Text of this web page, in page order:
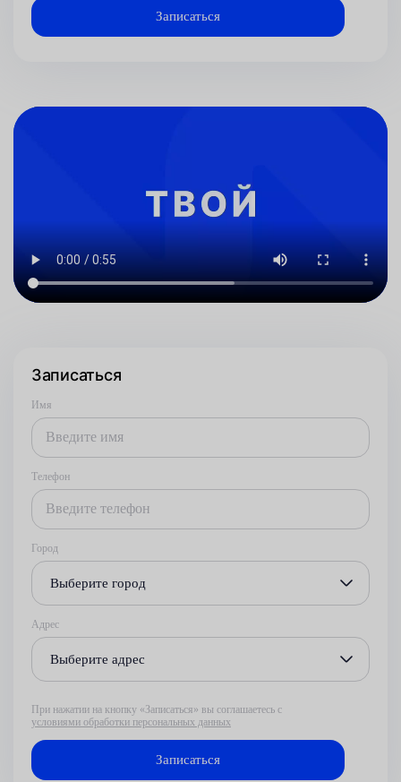
Записаться
Имя
Телефон
Город
Выберите город
Адрес
Выберите адрес
При нажатии на кнопку «Записаться» вы соглашаетесь с
условиями обработки персональных данных